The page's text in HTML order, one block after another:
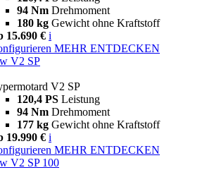
94 Nm Drehmoment
180 kg Gewicht ohne Kraftstoff
15.690 € i
MEHR ENTDECKEN
V2 SP
V2 SP
120,4 PS Leistung
94 Nm Drehmoment
177 kg Gewicht ohne Kraftstoff
19.990 € i
MEHR ENTDECKEN
V2 SP 100